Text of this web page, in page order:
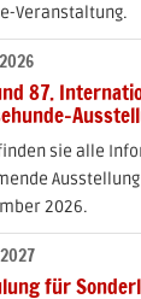
Veranstaltung.
87.
sie alle
2026.
für